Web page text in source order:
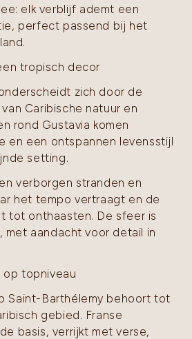
elk verblijf ademt een
perfect passend bij het
tropisch decor
zich door de
Caribische natuur en
rond Gustavia komen
en een ontspannen levensstijl
setting.
verborgen stranden en
het tempo vertraagt en de
tot onthaasten. De sfeer is
met aandacht voor detail in
op topniveau
Saint-Barthélemy behoort tot
gebied. Franse
basis, verrijkt met verse,